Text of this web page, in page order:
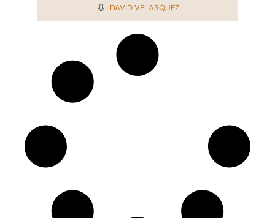
DAVID VELASQUEZ